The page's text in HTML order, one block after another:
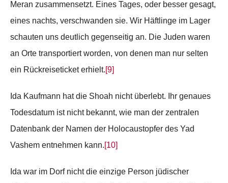
Meran zusammensetzt. Eines Tages, oder besser gesagt,
eines nachts, verschwanden sie. Wir Häftlinge im Lager
schauten uns deutlich gegenseitig an. Die Juden waren
an Orte transportiert worden, von denen man nur selten
ein Rückreiseticket erhielt.[9]
Ida Kaufmann hat die Shoah nicht überlebt. Ihr genaues
Todesdatum ist nicht bekannt, wie man der zentralen
Datenbank der Namen der Holocaustopfer des Yad
Vashem entnehmen kann.[10]
Ida war im Dorf nicht die einzige Person jüdischer